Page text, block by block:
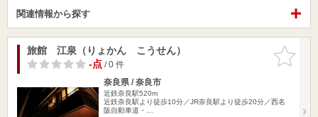
関連情報から探す
お気に入
りに追加
旅館 江泉（りょかん こうせん）
-点/ 0 件
奈良県 / 奈良市
近鉄奈良駅520m
近鉄奈良駅より徒歩10分／JR奈良駅より徒歩20分／西名
阪自動車道・…